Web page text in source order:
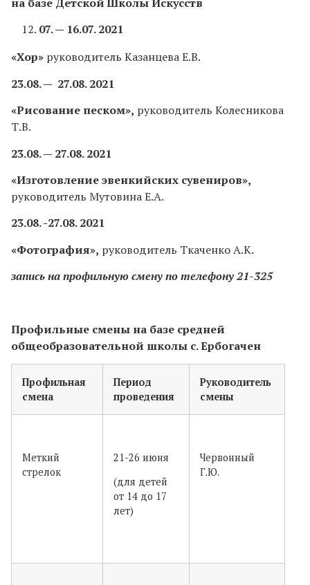
07. — 16.07. 2021
«Хор» руководитель Казанцева Е.В.
23.08. — 27.08. 2021
«Рисование песком», руководитель Колесникова
Т.В.
23.08. — 27.08. 2021
«Изготовление эвенкийских сувениров»,
руководитель Мутовина Е.А.
23.08. -27.08. 2021
«Фотография», руководитель Ткаченко А.К.
запись на профильную смену по телефону 21-325
Профильные смены на базе средней
общеобразовательной школы с. Ербогачен
Профильная
смена
Период
проведения
Руководитель
смены
Меткий
стрелок
21-26 июня
(для детей
от 14 до 17
лет)
Червонный
Г.Ю.